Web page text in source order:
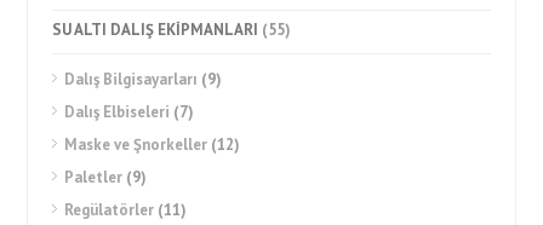
SU ALTI DALIŞ EKİPMANLARI (55)
Dalış Bilgisayarları (9)
Dalış Elbiseleri (7)
Maske ve Şnorkeller (12)
Paletler (9)
Regülatörler (11)